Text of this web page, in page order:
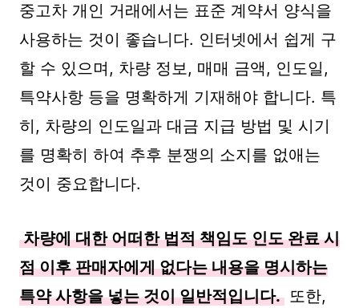
중고차 개인 거래에서는 표준 계약서 양식을
사용하는 것이 좋습니다. 인터넷에서 쉽게 구
할 수 있으며, 차량 정보, 매매 금액, 인도일,
특약사항 등을 명확하게 기재해야 합니다. 특
히, 차량의 인도일과 대금 지급 방법 및 시기
를 명확히 하여 추후 분쟁의 소지를 없애는
것이 중요합니다.
차량에 대한 어떠한 법적 책임도 인도 완료 시
점 이후 판매자에게 없다는 내용을 명시하는
특약 사항을 넣는 것이 일반적입니다. 또한,